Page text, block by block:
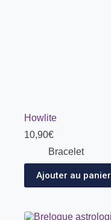
Howlite
10,90€
Bracelet
Ajouter au panier